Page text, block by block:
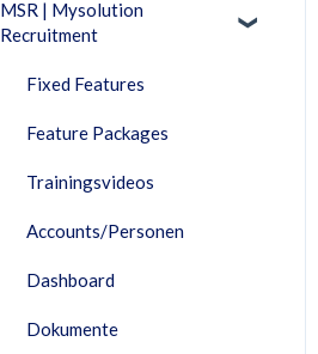
MSR | Mysolution
Recruitment
Fixed Features
Feature Packages
Trainingsvideos
Accounts/Personen
Dashboard
Dokumente